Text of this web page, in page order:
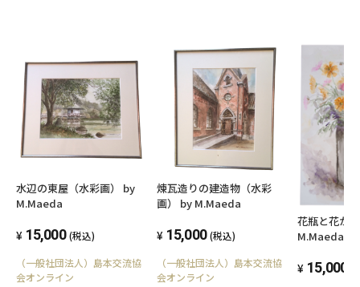
水辺の東屋（水彩画） by
M.Maeda
15,000 (税込)
（一般社団法人）島本交流協
会オンライン
煉瓦造りの建造物（水彩
画） by M.Maeda
15,000 (税込)
（一般社団法人）島本交流協
会オンライン
花瓶と花か
M.Maeda
15,000